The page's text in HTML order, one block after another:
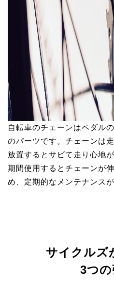
自転車のチェーンはペダル
のパーツです。チェーンは
放置するとサビて走り心地
期間使用するとチェーンが
め、定期的なメンテナンスが
サイクルズ
3つ